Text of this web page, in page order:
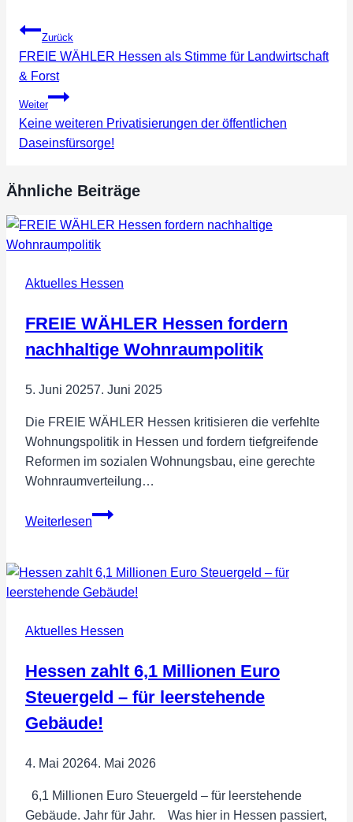
Beitragsnavigation
Zurück
FREIE WÄHLER Hessen als Stimme für Landwirtschaft
& Forst
Weiter
Keine weiteren Privatisierungen der öffentlichen
Daseinsfürsorge!
Ähnliche Beiträge
Aktuelles Hessen
FREIE WÄHLER Hessen fordern
nachhaltige Wohnraumpolitik
5. Juni 20257. Juni 2025
Die FREIE WÄHLER Hessen kritisieren die verfehlte
Wohnungspolitik in Hessen und fordern tiefgreifende
Reformen im sozialen Wohnungsbau, eine gerechte
Wohnraumverteilung…
Weiterlesen
FREIE
fordern
nachhaltige
Aktuelles Hessen
Hessen zahlt 6,1 Millionen Euro
Steuergeld – für leerstehende
Gebäude!
4. Mai 20264. Mai 2026
6,1 Millionen Euro Steuergeld – für leerstehende
Gebäude. Jahr für Jahr. Was hier in Hessen passiert,